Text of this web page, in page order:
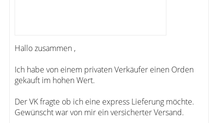
Hallo zusammen ,
Ich habe von einem privaten Verkäufer einen Orden
gekauft im hohen Wert.
Der VK fragte ob ich eine express Lieferung möchte.
Gewünscht war von mir ein versicherter Versand.